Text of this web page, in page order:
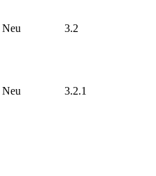
Neu 3.2
Neu 3.2.1